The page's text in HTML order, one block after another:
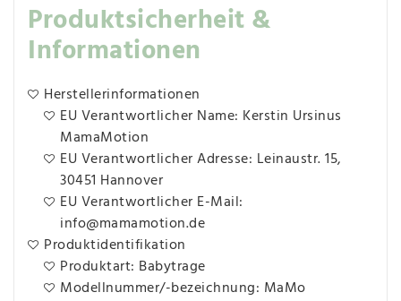
Produktsicherheit &
Informationen
Herstellerinformationen
EU Verantwortlicher Name: Kerstin Ursinus
MamaMotion
EU Verantwortlicher Adresse: Leinaustr. 15,
30451 Hannover
EU Verantwortlicher E-Mail:
info@mamamotion.de
Produktidentifikation
Produktart: Babytrage
Modellnummer/-bezeichnung: MaMo